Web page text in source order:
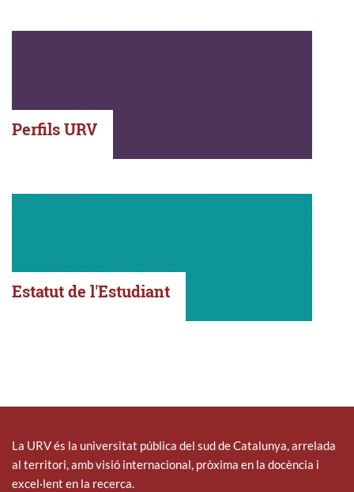
Perfils URV
Estatut de l'Estudiant
La URV és la universitat pública del sud de Catalunya, arrelada
al territori, amb visió internacional, pròxima en la docència i
excel·lent en la recerca.